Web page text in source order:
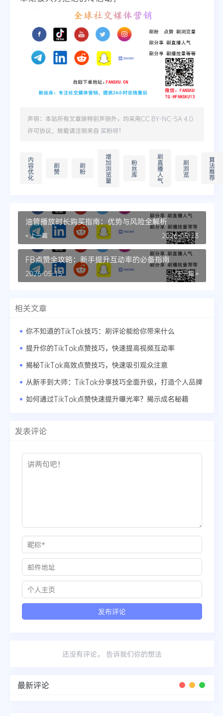
声明：本站所有文章除特别声明外，均采用CC BY-NC-SA 4.0
许可协议。转载请注明来自 买粉呀！
内
容
优
化
刷
赞
刷
粉
增
加
浏
览
量
粉
丝
库
刷
直
播
人
气
刷
浏
览
算
法
推
荐
油管播放时长购买指南：优势与风险全解析
« 上一篇 2026-05-13
FB点赞全攻略：新手提升互动率的必备指南
下一篇 »
2026-05-13
相关文章
你不知道的TikTok技巧：刷评论能给你带来什么
提升你的TikTok点赞技巧，快速提高视频互动率
揭秘TikTok高效点赞技巧，快速吸引观众注意
从新手到大师：TikTok分享技巧全面升级，打造个人品牌
如何通过TikTok点赞快速提升曝光率？揭示成名秘籍
发表评论
还没有评论， 告诉我们你的想法
最新评论